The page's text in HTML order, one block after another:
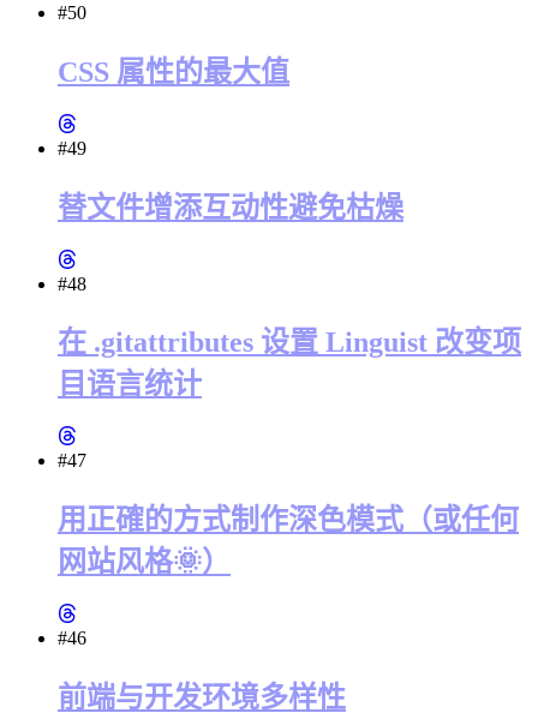
#50
CSS 属性的最大值
#49
替文件增添互动性避免枯燥
#48
在 .gitattributes 设置 Linguist 改变项
目语言统计
#47
用正確的方式制作深色模式（或任何
网站风格🌞）
#46
前端与开发环境多样性